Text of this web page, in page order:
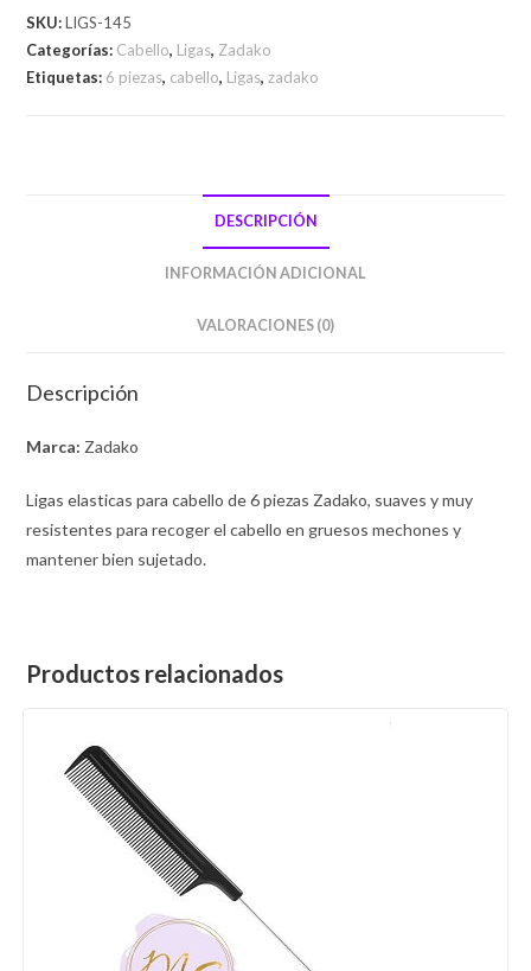
SKU:LIGS-145
Categorías: Cabello, Ligas, Zadako
Etiquetas: 6 piezas, cabello, Ligas,zadako
DESCRIPCIÓN
INFORMACIÓN ADICIONAL
VALORACIONES (0)
Descripción
Marca: Zadako
Ligas elasticas para cabello de 6 piezas Zadako, suaves y muy
resistentes para recoger el cabello en gruesos mechones y
mantener bien sujetado.
Productos relacionados